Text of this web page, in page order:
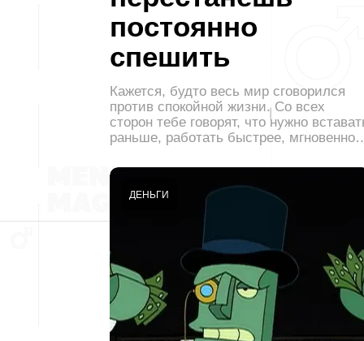
постоянно
спешить
Кажется, будто весь мир сговорился
против спокойной жизни. Со всех
сторон тебе говорят, что нужно
раньше, работать быстрее,
ДЕНЬГИ